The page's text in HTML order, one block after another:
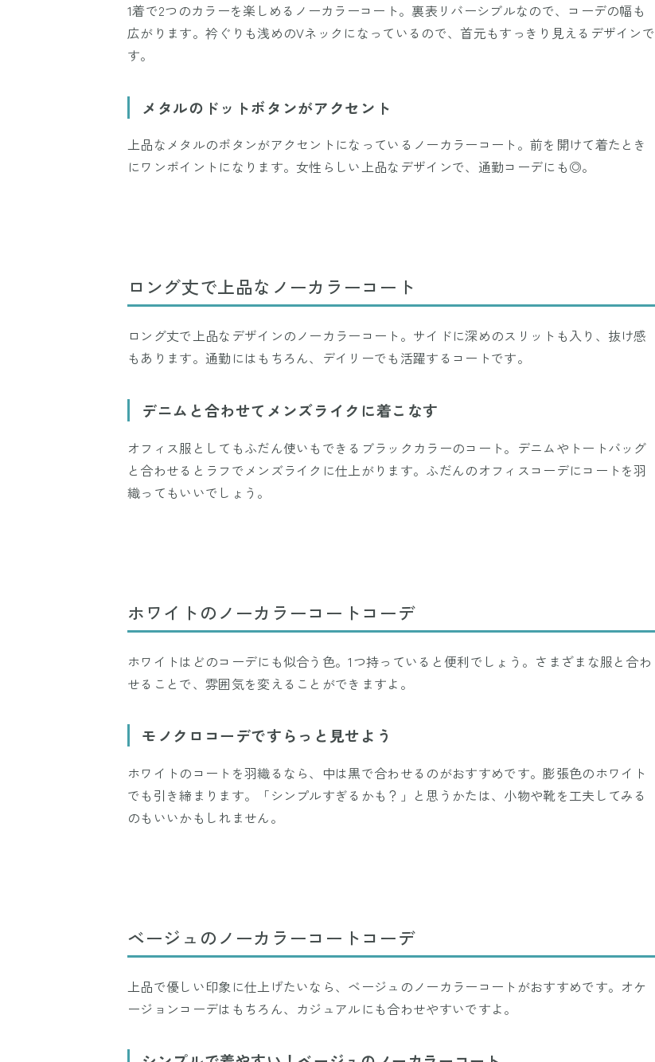
1着で2つのカラーを楽しめるノーカラーコート。裏表リバーシブルなので、コーデの幅も
広がります。衿ぐりも浅めのVネックになっているので、首元もすっきり見えるデザインで
す。
メタルのドットボタンがアクセント
上品なメタルのボタンがアクセントになっているノーカラーコート。前を開けて着たとき
にワンポイントになります。女性らしい上品なデザインで、通勤コーデにも◎。
ロング丈で上品なノーカラーコート
ロング丈で上品なデザインのノーカラーコート。サイドに深めのスリットも入り、抜け感
もあります。通勤にはもちろん、デイリーでも活躍するコートです。
デニムと合わせてメンズライクに着こなす
オフィス服としてもふだん使いもできるブラックカラーのコート。デニムやトートバッグ
と合わせるとラフでメンズライクに仕上がります。ふだんのオフィスコーデにコートを羽
織ってもいいでしょう。
ホワイトのノーカラーコートコーデ
ホワイトはどのコーデにも似合う色。1つ持っていると便利でしょう。さまざまな服と合わ
せることで、雰囲気を変えることができますよ。
モノクロコーデですらっと見せよう
ホワイトのコートを羽織るなら、中は黒で合わせるのがおすすめです。膨張色のホワイト
でも引き締まります。「シンプルすぎるかも？」と思うかたは、小物や靴を工夫してみる
のもいいかもしれません。
ベージュのノーカラーコートコーデ
上品で優しい印象に仕上げたいなら、ベージュのノーカラーコートがおすすめです。オケ
ージョンコーデはもちろん、カジュアルにも合わせやすいですよ。